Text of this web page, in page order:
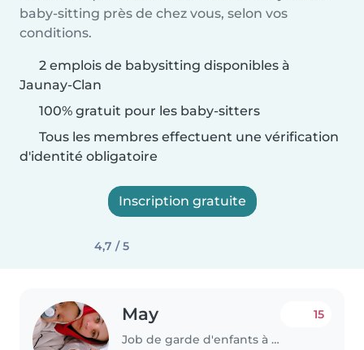
baby-sitting près de chez vous, selon vos
conditions.
2 emplois de babysitting disponibles à
Jaunay-Clan
100% gratuit pour les baby-sitters
Tous les membres effectuent une vérification
d'identité obligatoire
Inscription gratuite
4,7 / 5
May
Job de garde d'enfants à Jaunay-Clan
15